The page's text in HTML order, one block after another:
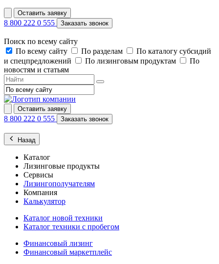
Оставить заявку
8 800 222 0 555 Заказать звонок
Поиск по всему сайту
По всему сайту
По разделам
По каталогу субсидий
и спецпредложений
По лизинговым продуктам
По
новостям и статьям
Оставить заявку
8 800 222 0 555 Заказать звонок
Назад
Каталог
Лизинговые продукты
Сервисы
Лизингополучателям
Компания
Калькулятор
Каталог новой техники
Каталог техники с пробегом
Финансовый лизинг
Финансовый маркетплейс